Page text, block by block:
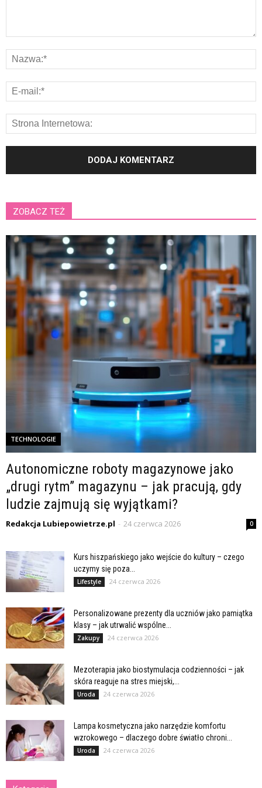
ZOBACZ TEŻ
TECHNOLOGIE
Autonomiczne roboty magazynowe jako
„drugi rytm” magazynu – jak pracują, gdy
ludzie zajmują się wyjątkami?
Redakcja Lubiepowietrze.pl - 24 czerwca 2026 0
Kurs hiszpańskiego jako wejście do kultury – czego
uczymy się poza...
Lifestyle 24 czerwca 2026
Personalizowane prezenty dla uczniów jako pamiątka
klasy – jak utrwalić wspólne...
Zakupy 24 czerwca 2026
Mezoterapia jako biostymulacja codzienności – jak
skóra reaguje na stres miejski,...
Uroda 24 czerwca 2026
Lampa kosmetyczna jako narzędzie komfortu
wzrokowego – dlaczego dobre światło chroni...
Uroda 24 czerwca 2026